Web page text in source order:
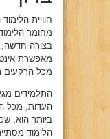
חוויית
מחומר
בצורה חדשה,
מאפשרת
מכל הרקעים
התלמידים
העדות, מכל
ביותר הוא,
הלימוד